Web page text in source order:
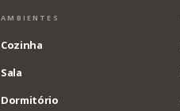
AMBIENTES
Cozinha
Sala
Dormitório